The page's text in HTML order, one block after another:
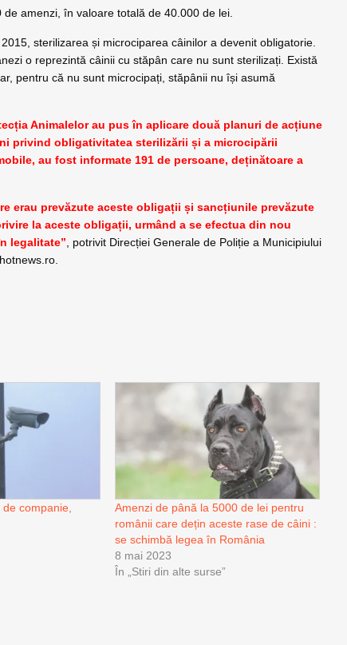
amenzi, în valoare totală de 40.000 de lei.
sterilizarea și microciparea câinilor a devenit obligatorie.
o reprezintă câinii cu stăpân care nu sunt sterilizați. Există
pentru că nu sunt microcipați, stăpânii nu își asumă
Animalelor au pus în aplicare două planuri de acțiune
privind obligativitatea sterilizării și a microcipării
au fost informate 191 de persoane, deținătoare a
erau prevăzute aceste obligații și sancțiunile prevăzute
la aceste obligații, urmând a se efectua din nou
legalitate” , potrivit Direcției Generale de Poliție a Municipiului
companie,
Amenzi de până la 5000 de lei pentru
românii care dețin aceste rase de câini :
se schimbă legea în România
8 mai 2023
În „Stiri din alte surse”